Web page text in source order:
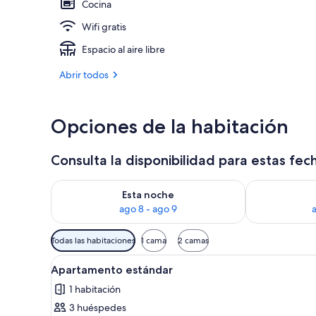
Cocina
Wifi gratis
Espacio al aire libre
Abrir todos
Opciones de la habitación
Consulta la disponibilidad para estas
Esta noche
ago 8 - ago 9
Consulta la disponibilidad para esta noche, ago 8 -
Consulta la
Filtros
disponibles
para
las
habitaciones
Todas las habitaciones 1 cama 2 camas
Abrir
todas
las
fotos
Una habitación con una
6
Apartamento estándar
1 habitación
3 huéspedes